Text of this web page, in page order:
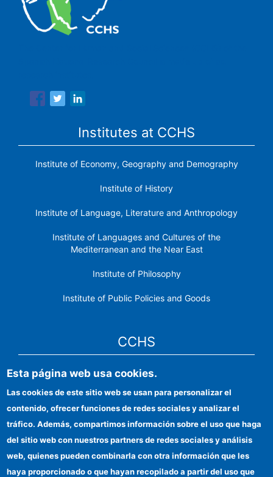
Institutes at CCHS
Institute of Economy, Geography and Demography
Institute of History
Institute of Language, Literature and Anthropology
Institute of Languages ​​and Cultures of the
Mediterranean and the Near East
Institute of Philosophy
Institute of Public Policies and Goods
CCHS
CSIC Electronic Office
Institutional identity
Information for providers
FEDER funds
Funding entities
Esta página web usa cookies.
Las cookies de este sitio web se usan para personalizar el
contenido, ofrecer funciones de redes sociales y analizar el
tráfico. Además, compartimos información sobre el uso que haga
del sitio web con nuestros partners de redes sociales y análisis
web, quienes pueden combinarla con otra información que les
haya proporcionado o que hayan recopilado a partir del uso que